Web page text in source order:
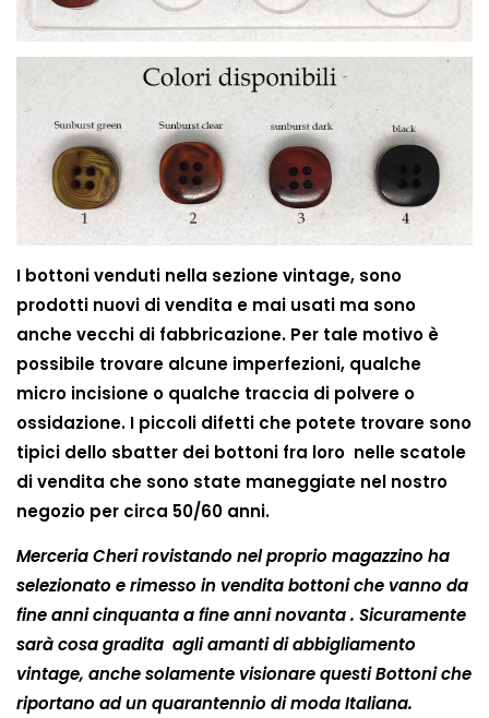
I bottoni venduti nella sezione vintage, sono
prodotti nuovi di vendita e mai usati ma sono
anche vecchi di fabbricazione. Per tale motivo è
possibile trovare alcune imperfezioni, qualche
micro incisione o qualche traccia di polvere o
ossidazione. I piccoli difetti che potete trovare sono
tipici dello sbatter dei bottoni fra loro nelle scatole
di vendita che sono state maneggiate nel nostro
negozio per circa 50/60 anni.
Merceria Cheri rovistando nel proprio magazzino ha
selezionato e rimesso in vendita bottoni che vanno da
fine anni cinquanta a fine anni novanta . Sicuramente
sarà cosa gradita agli amanti di abbigliamento
vintage, anche solamente visionare questi Bottoni che
riportano ad un quarantennio di moda Italiana.